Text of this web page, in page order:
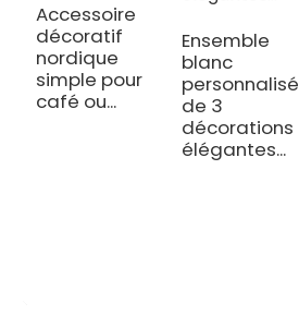
Accessoire
décoratif
nordique
simple pour
café ou...
Ensemble
blanc
personnalisé
de 3
décorations
élégantes...